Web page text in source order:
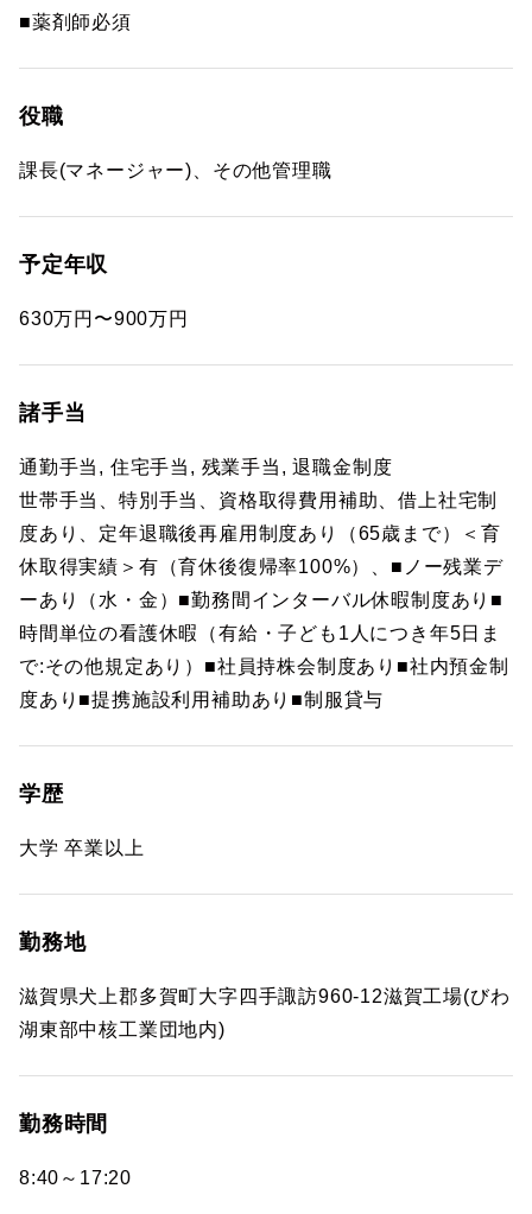
■薬剤師必須
役職
課長(マネージャー)、その他管理職
予定年収
630万円〜900万円
諸手当
通勤手当, 住宅手当, 残業手当, 退職金制度
世帯手当、特別手当、資格取得費用補助、借上社宅制
度あり、定年退職後再雇用制度あり（65歳まで）＜育
休取得実績＞有（育休後復帰率100%）、■ノー残業デ
ーあり（水・金）■勤務間インターバル休暇制度あり■
時間単位の看護休暇（有給・子ども1人につき年5日ま
で:その他規定あり）■社員持株会制度あり■社内預金制
度あり■提携施設利用補助あり■制服貸与
学歴
大学 卒業以上
勤務地
滋賀県犬上郡多賀町大字四手諏訪960-12滋賀工場(びわ
湖東部中核工業団地内)
勤務時間
8:40～17:20